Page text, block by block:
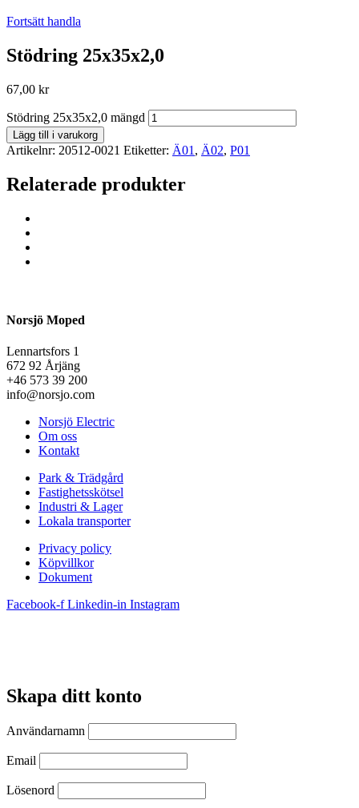
Fortsätt handla
Stödring 25x35x2,0
67,00 kr
Stödring 25x35x2,0 mängd
Lägg till i varukorg
Artikelnr: 20512-0021 Etiketter: Ä01 , Ä02, P01
Relaterade produkter
Norsjö Moped
Lennartsfors 1
672 92 Årjäng
+46 573 39 200
info@norsjo.com
Norsjö Electric
Om oss
Kontakt
Park & Trädgård
Fastighetsskötsel
Industri & Lager
Lokala transporter
Privacy policy
Köpvillkor
Dokument
Facebook-f Linkedin-in Instagram
Skapa ditt konto
Användarnamn
Email
Lösenord